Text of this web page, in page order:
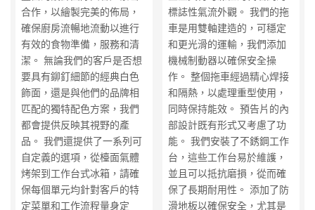
合作，以繪製完美的佈局，
確保廚房流暢地流動以進行
有效的食物準備，服務和清
潔。 無論我們的客戶是否想
要具有鉚釘細節的經典白色
飾面，還是與他們的品牌相
匹配的獨特配色方案，我們
都會提供反映其視野的產
品。 我們還提供了一系列可
自定義的選項，從檯面氣體
烤架到工作台式冰箱，請確
保每個單元均針對客戶的特
定菜單和工作流程量身定
標誌性氣流外觀。 我們的拖
車是用雙軸建造的，可穩定
和更光滑的運輸，我們添加
機械制動器以確保安全操
作。 整個拖車經過精心焊接
和隔熱，以處理重型使用，
同時保持能效。 預告片的內
部設計既有形式又考慮了功
能。 我們安裝了不銹鋼工作
台，這些工作台易於維護，
並且可以抵抗磨損，從而確
保了長期耐用性。 添加了防
滑地板以確保安全，尤其是